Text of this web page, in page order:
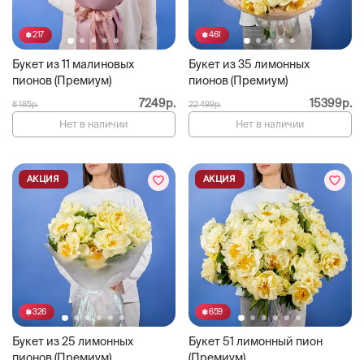
217
Букет из 11 малиновых
пионов (Премиум)
8 185р. 7249р.
Нет в наличии
461
Букет из 35 лимонных
пионов (Премиум)
22 499р. 15399р.
Нет в наличии
326
Букет из 25 лимонных
АКЦИЯ
659
Букет 51 лимонный пион
АКЦИЯ